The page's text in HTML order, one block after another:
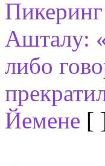
Ашталу:
либо
Йемене [